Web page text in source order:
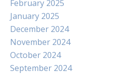
February 2025
January 2025
December 2024
November 2024
October 2024
September 2024